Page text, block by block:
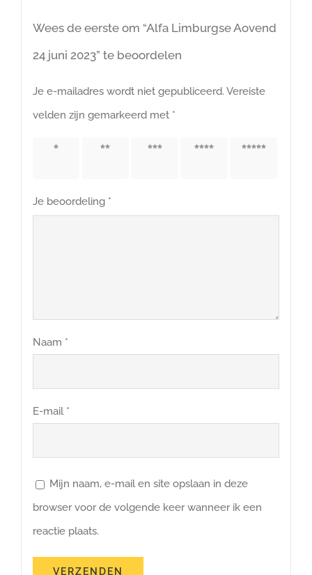
Wees de eerste om “Alfa Limburgse Aovend
24 juni 2023” te beoordelen
Je e-mailadres wordt niet gepubliceerd. Vereiste
velden zijn gemarkeerd met *
1 van
2 van
3 van
4 van
5 van
Je beoordeling *
Naam *
E-mail *
Mijn naam, e-mail en site opslaan in deze
browser voor de volgende keer wanneer ik een
reactie plaats.